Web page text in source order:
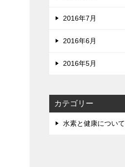
2016年7月
2016年6月
2016年5月
カテゴリー
水素と健康について